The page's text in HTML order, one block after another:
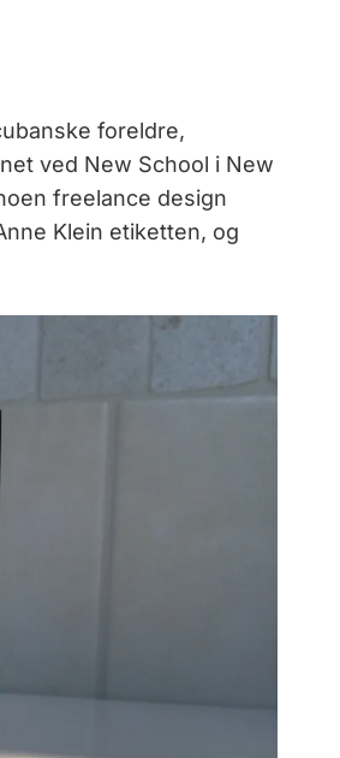
foreldre,
ved New School i New
freelance design
Klein etiketten, og